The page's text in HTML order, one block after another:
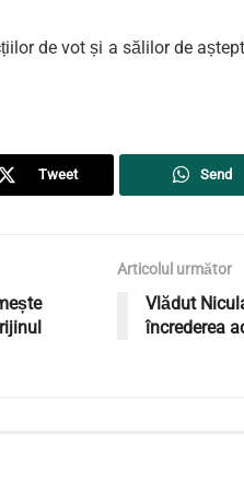
de vot și a sălilor de
Tweet Send
Articolul următor
Vlădut
încrederea